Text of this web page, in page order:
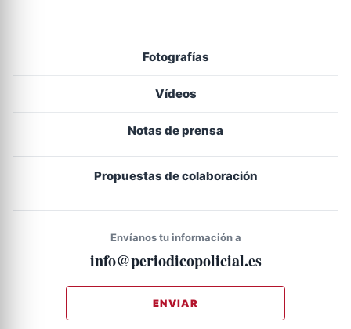
Fotografías
Vídeos
Notas de prensa
Propuestas de colaboración
Envíanos tu información a
info@periodicopolicial.es
ENVIAR